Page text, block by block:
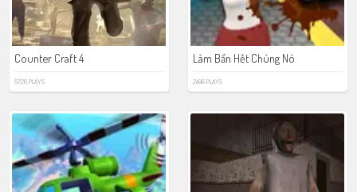
Counter Craft 4
5726 PLAYS
Làm Bẩn Hết Chúng Nó
2496 PLAYS